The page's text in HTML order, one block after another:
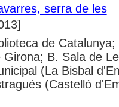
serra de les
de
Girona; B. Sala de
(La Bisbal
(Castelló